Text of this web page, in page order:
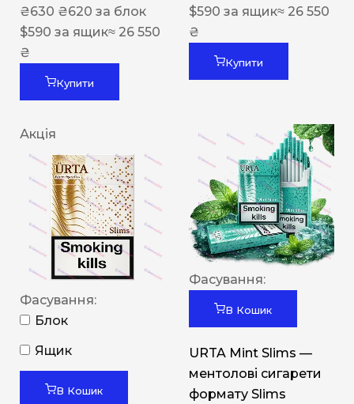
₴630 ₴620 за блок
$590 за ящик≈ 26 550
₴
Купити
$590 за ящик≈ 26 550
₴
Купити
Акція
Фасування:
Блок
Ящик
В Кошик
Фасування:
В Кошик
URTA Mint Slims —
ментолові сигарети
формату Slims